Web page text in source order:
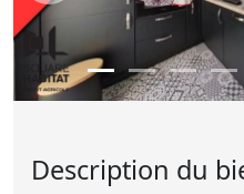
Description du